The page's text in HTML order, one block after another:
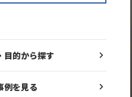
的から探す
を見る